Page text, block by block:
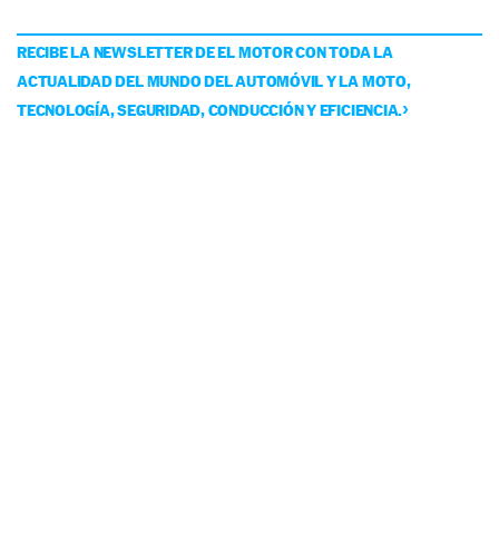
RECIBE LA NEWSLETTER DE EL MOTOR CON TODA LA
ACTUALIDAD DEL MUNDO DEL AUTOMÓVIL Y LA MOTO,
TECNOLOGÍA, SEGURIDAD, CONDUCCIÓN Y EFICIENCIA.